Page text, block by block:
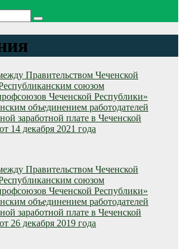
Правительством Чеченской
союзом
Чеченской Республики»
объединением работодателей
заработной плате в Чеченской
14 декабря 2021 года
Правительством Чеченской
союзом
Чеченской Республики»
объединением работодателей
заработной плате в Чеченской
26 декабря 2019 года